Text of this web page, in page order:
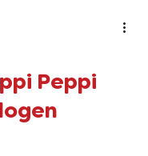
Peppi